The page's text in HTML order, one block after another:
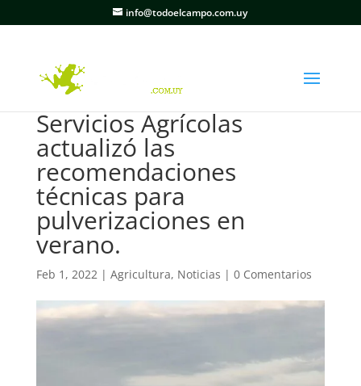
info@todoelcampo.com.uy
Servicios Agrícolas
actualizó las
recomendaciones
técnicas para
pulverizaciones en
verano.
Feb 1, 2022| Agricultura, Noticias | 0 Comentarios